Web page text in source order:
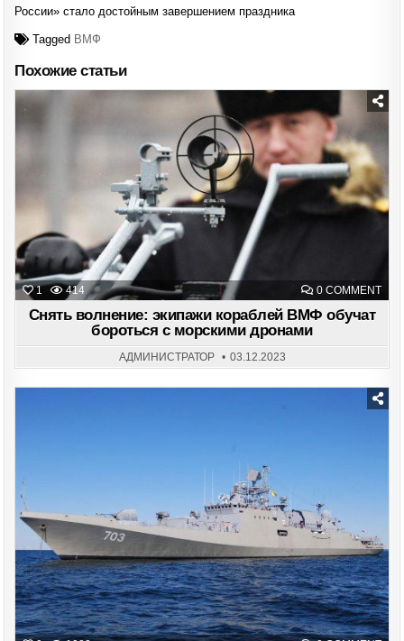
России» стало достойным завершением праздника
Tagged ВМФ
Похожие статьи
1 414 0 COMMENTON
Posted
in
Снять волнение: экипажи кораблей ВМФ обучат
бороться с морскими дронами
АДМИНИСТРАТОР 03.12.2023